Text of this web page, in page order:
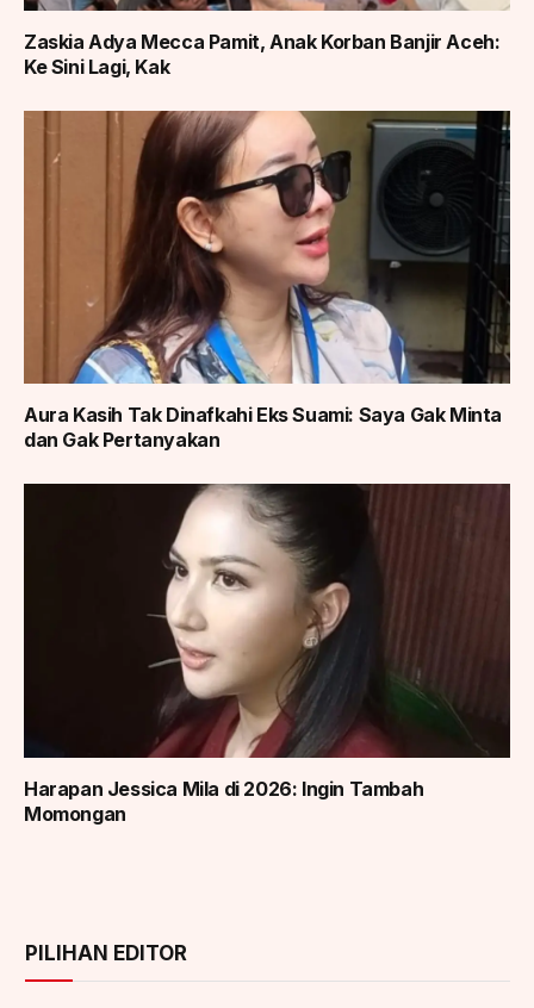
Zaskia Adya Mecca Pamit, Anak Korban Banjir Aceh:
Ke Sini Lagi, Kak
Aura Kasih Tak Dinafkahi Eks Suami: Saya Gak Minta
dan Gak Pertanyakan
Harapan Jessica Mila di 2026: Ingin Tambah
Momongan
PILIHAN EDITOR